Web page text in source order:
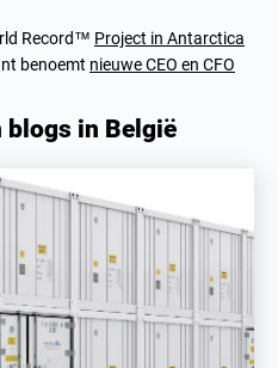
Record™ Project in Antarctica
benoemt nieuwe CEO en CFO
blogs in België